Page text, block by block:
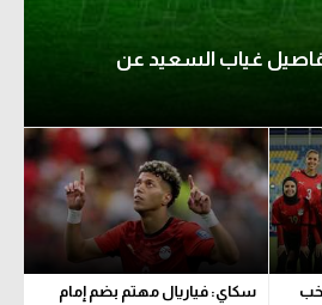
غياب السعيد عن
سكاي: فياريال مهتم بضم إمام